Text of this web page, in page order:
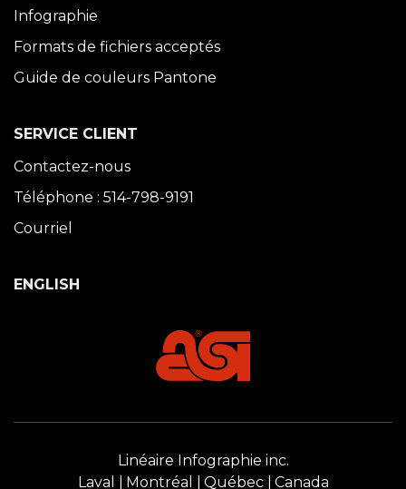
Infographie
Formats de fichiers acceptés
Guide de couleurs Pantone
SERVICE CLIENT
Contactez-nous
Téléphone : 514-798-9191
Courriel
ENGLISH
Linéaire Infographie inc.
Laval
Montréal Québec Canada